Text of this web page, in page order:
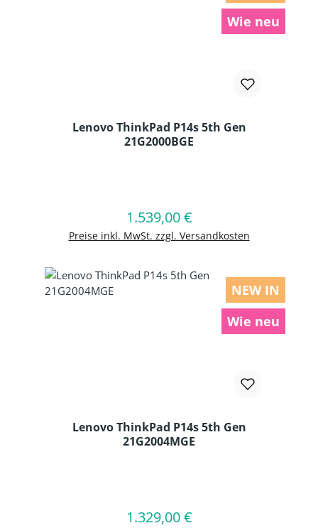
Wie neu
Lenovo ThinkPad P14s 5th Gen
21G2000BGE
Regulärer Preis:
1.539,00 €
Preise inkl. MwSt. zzgl. Versandkosten
In den Warenkorb
NEW IN
Wie neu
Lenovo ThinkPad P14s 5th Gen
21G2004MGE
Regulärer Preis:
1.329,00 €
In den Warenkorb